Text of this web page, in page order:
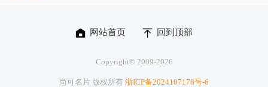
网站首页 回到顶部
Copyright© 2009-2026
尚可名片 版权所有 浙ICP备2024107178号-6